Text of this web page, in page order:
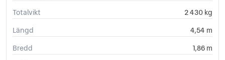
Totalvikt
2 430 kg
Längd
4,54 m
Bredd
1,86 m